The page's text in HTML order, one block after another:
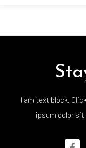
I am text block.
ipsum dolor